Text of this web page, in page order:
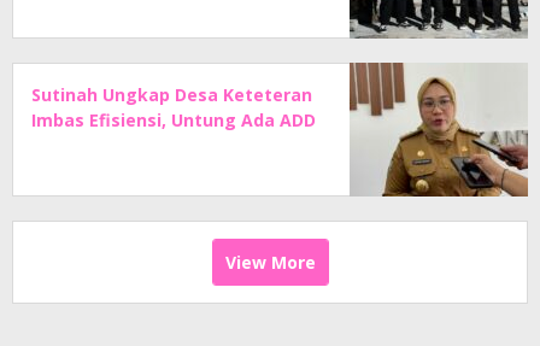
Sutinah Ungkap Desa Keteteran
Imbas Efisiensi, Untung Ada ADD
View More